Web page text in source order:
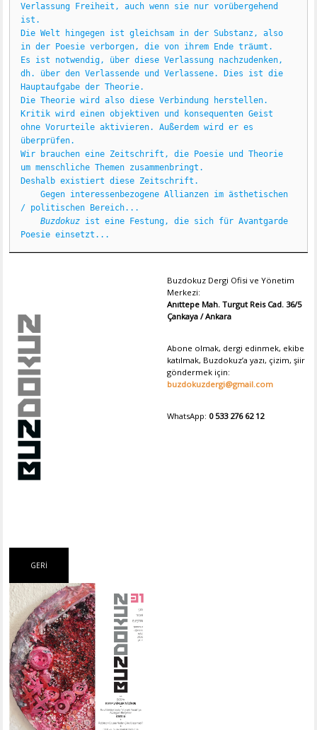
Verlassung Freiheit, auch wenn sie nur vorübergehend
ist.
Die Welt hingegen ist gleichsam in der Substanz, also
in der Poesie verborgen, die von ihrem Ende träumt.
Es ist notwendig, über diese Verlassung nachzudenken,
dh. über den Verlassende und Verlassene. Dies ist die
Hauptaufgabe der Theorie.
Die Theorie wird also diese Verbindung herstellen.
Kritik wird einen objektiven und konsequenten Geist
ohne Vorurteile aktivieren. Außerdem wird er es
überprüfen.
Wir brauchen eine Zeitschrift, die Poesie und Theorie
um menschliche Themen zusammenbringt.
Deshalb existiert diese Zeitschrift.
Gegen interessenbezogene Allianzen im ästhetischen
/ politischen Bereich...
Buzdokuz ist eine Festung, die sich für Avantgarde
Poesie einsetzt...
Buzdokuz Dergi Ofisi ve Yönetim
Merkezi:
Anıttepe Mah. Turgut Reis Cad. 36/5
Çankaya / Ankara
Abone olmak, dergi edinmek, ekibe
katılmak, Buzdokuz’a yazı, çizim, şiir
göndermek için:
buzdokuzdergi@gmail.com
WhatsApp: 0 533 276 62 12